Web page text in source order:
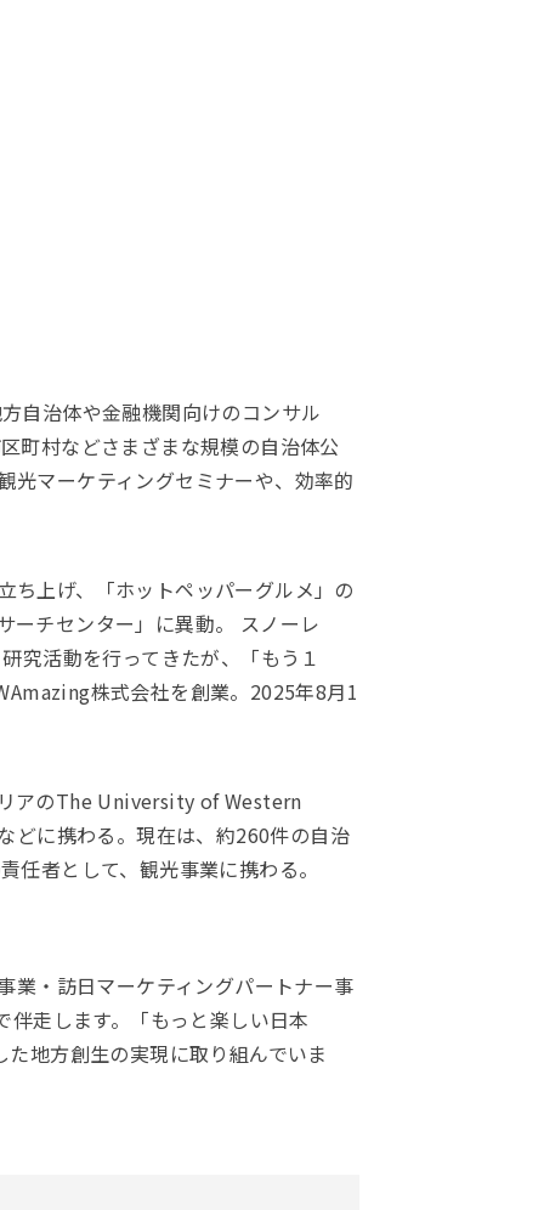
自治体や金融機関向けのコンサル
町村などさまざまな規模の自治体公
光マーケティングセミナーや、効率的
ち上げ、「ホットペッパーグルメ」の
ーチセンター」に異動。 スノーレ
究活動を行ってきたが、「もう１
株式会社を創業。2025年8月1
リアのThe University of Western
どに携わる。現在は、約260件の自治
者として、観光事業に携わる。
業・訪日マーケティングパートナー事
走します。「もっと楽しい日本
地方創生の実現に取り組んでいま